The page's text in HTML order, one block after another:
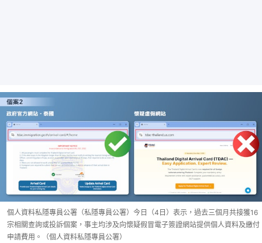
個人資料私隱專員公署（私隱專員公署）今日（4日）表示，過去三個月共接獲16
宗相關查詢或投訴個案，事主均涉及向懷疑假冒電子簽證網站提供個人資料及繳付
申請費用。（個人資料私隱專員公署）